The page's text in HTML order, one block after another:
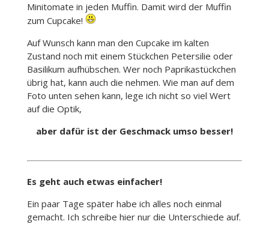
Minitomate in jeden Muffin. Damit wird der Muffin
zum Cupcake!
Auf Wunsch kann man den Cupcake im kalten
Zustand noch mit einem Stückchen Petersilie oder
Basilikum aufhübschen. Wer noch Paprikastückchen
übrig hat, kann auch die nehmen. Wie man auf dem
Foto unten sehen kann, lege ich nicht so viel Wert
auf die Optik,
aber dafür ist der Geschmack umso besser!
Es geht auch etwas einfacher!
Ein paar Tage später habe ich alles noch einmal
gemacht. Ich schreibe hier nur die Unterschiede auf.